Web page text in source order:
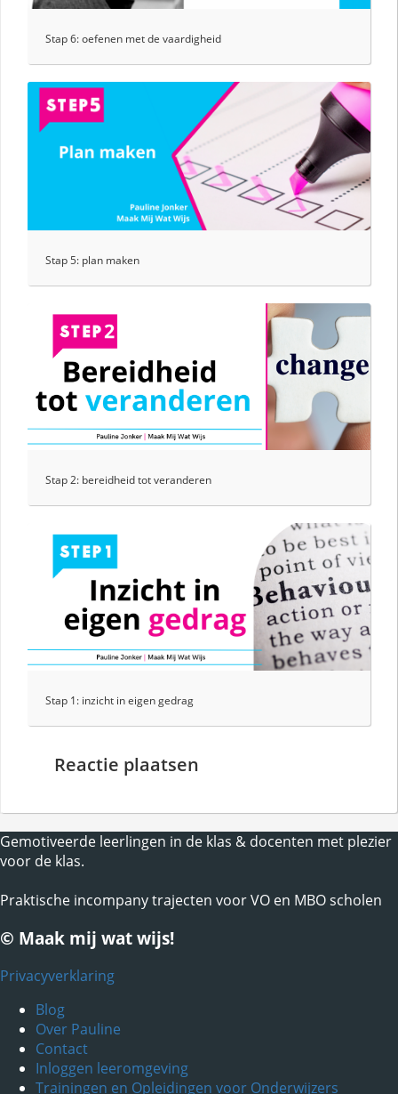
Stap 6: oefenen met de vaardigheid
Stap 5: plan maken
Stap 2: bereidheid tot veranderen
Stap 1: inzicht in eigen gedrag
Reactie plaatsen
Gemotiveerde leerlingen in de klas & docenten met plezier
voor de klas.
Praktische incompany trajecten voor VO en MBO scholen
© Maak mij wat wijs!
Privacyverklaring
Blog
Over Pauline
Contact
Inloggen leeromgeving
Trainingen en Opleidingen voor Onderwijzers